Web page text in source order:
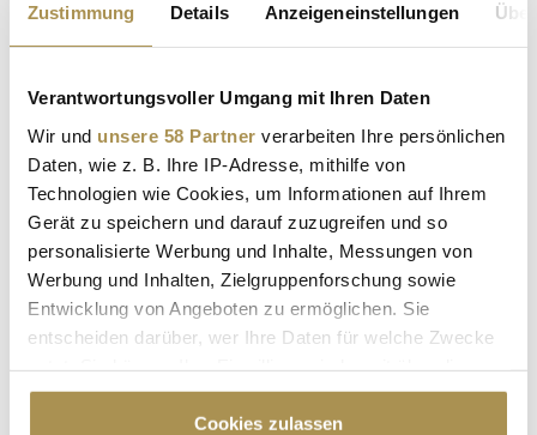
Zustimmung Details Anzeigeneinstellungen
Verantwortungsvoller Umgang mit Ihren Daten
Wir und unsere 58 Partner verarbeiten Ihre persönlichen
Daten, wie z. B. Ihre IP-Adresse, mithilfe von
Technologien wie Cookies, um Informationen auf Ihrem
Gerät zu speichern und darauf zuzugreifen und so
personalisierte Werbung und Inhalte, Messungen von
Werbung und Inhalten, Zielgruppenforschung sowie
Entwicklung von Angeboten zu ermöglichen. Sie
entscheiden darüber, wer Ihre Daten für welche Zwecke
Cookie-Erklärung oder durch Klicken auf das Privacy
Trigger Symbol ändern oder widerrufen
Cookies zulassen